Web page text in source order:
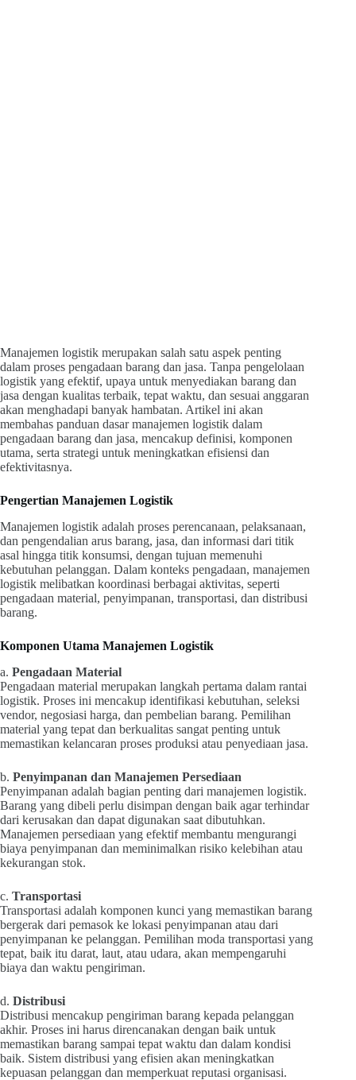
Manajemen logistik merupakan salah satu aspek penting
dalam proses pengadaan barang dan jasa. Tanpa pengelolaan
logistik yang efektif, upaya untuk menyediakan barang dan
jasa dengan kualitas terbaik, tepat waktu, dan sesuai anggaran
akan menghadapi banyak hambatan. Artikel ini akan
membahas panduan dasar manajemen logistik dalam
pengadaan barang dan jasa, mencakup definisi, komponen
utama, serta strategi untuk meningkatkan efisiensi dan
efektivitasnya.
Pengertian Manajemen Logistik
Manajemen logistik adalah proses perencanaan, pelaksanaan,
dan pengendalian arus barang, jasa, dan informasi dari titik
asal hingga titik konsumsi, dengan tujuan memenuhi
kebutuhan pelanggan. Dalam konteks pengadaan, manajemen
logistik melibatkan koordinasi berbagai aktivitas, seperti
pengadaan material, penyimpanan, transportasi, dan distribusi
barang.
Komponen Utama Manajemen Logistik
a. Pengadaan Material
Pengadaan material merupakan langkah pertama dalam rantai
logistik. Proses ini mencakup identifikasi kebutuhan, seleksi
vendor, negosiasi harga, dan pembelian barang. Pemilihan
material yang tepat dan berkualitas sangat penting untuk
memastikan kelancaran proses produksi atau penyediaan jasa.
b. Penyimpanan dan Manajemen Persediaan
Penyimpanan adalah bagian penting dari manajemen logistik.
Barang yang dibeli perlu disimpan dengan baik agar terhindar
dari kerusakan dan dapat digunakan saat dibutuhkan.
Manajemen persediaan yang efektif membantu mengurangi
biaya penyimpanan dan meminimalkan risiko kelebihan atau
kekurangan stok.
c. Transportasi
Transportasi adalah komponen kunci yang memastikan barang
bergerak dari pemasok ke lokasi penyimpanan atau dari
penyimpanan ke pelanggan. Pemilihan moda transportasi yang
tepat, baik itu darat, laut, atau udara, akan mempengaruhi
biaya dan waktu pengiriman.
d. Distribusi
Distribusi mencakup pengiriman barang kepada pelanggan
akhir. Proses ini harus direncanakan dengan baik untuk
memastikan barang sampai tepat waktu dan dalam kondisi
baik. Sistem distribusi yang efisien akan meningkatkan
kepuasan pelanggan dan memperkuat reputasi organisasi.